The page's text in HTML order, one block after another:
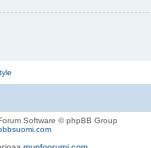
Software © phpBB Group